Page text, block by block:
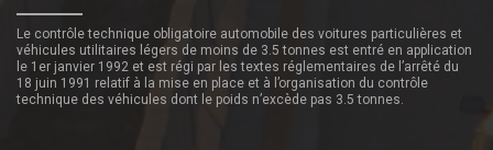
Le contrôle technique obligatoire automobile des voitures particulières et
véhicules utilitaires légers de moins de 3.5 tonnes est entré en application
le 1er janvier 1992 et est régi par les textes réglementaires de l’arrêté du
18 juin 1991 relatif à la mise en place et à l’organisation du contrôle
technique des véhicules dont le poids n’excède pas 3.5 tonnes.